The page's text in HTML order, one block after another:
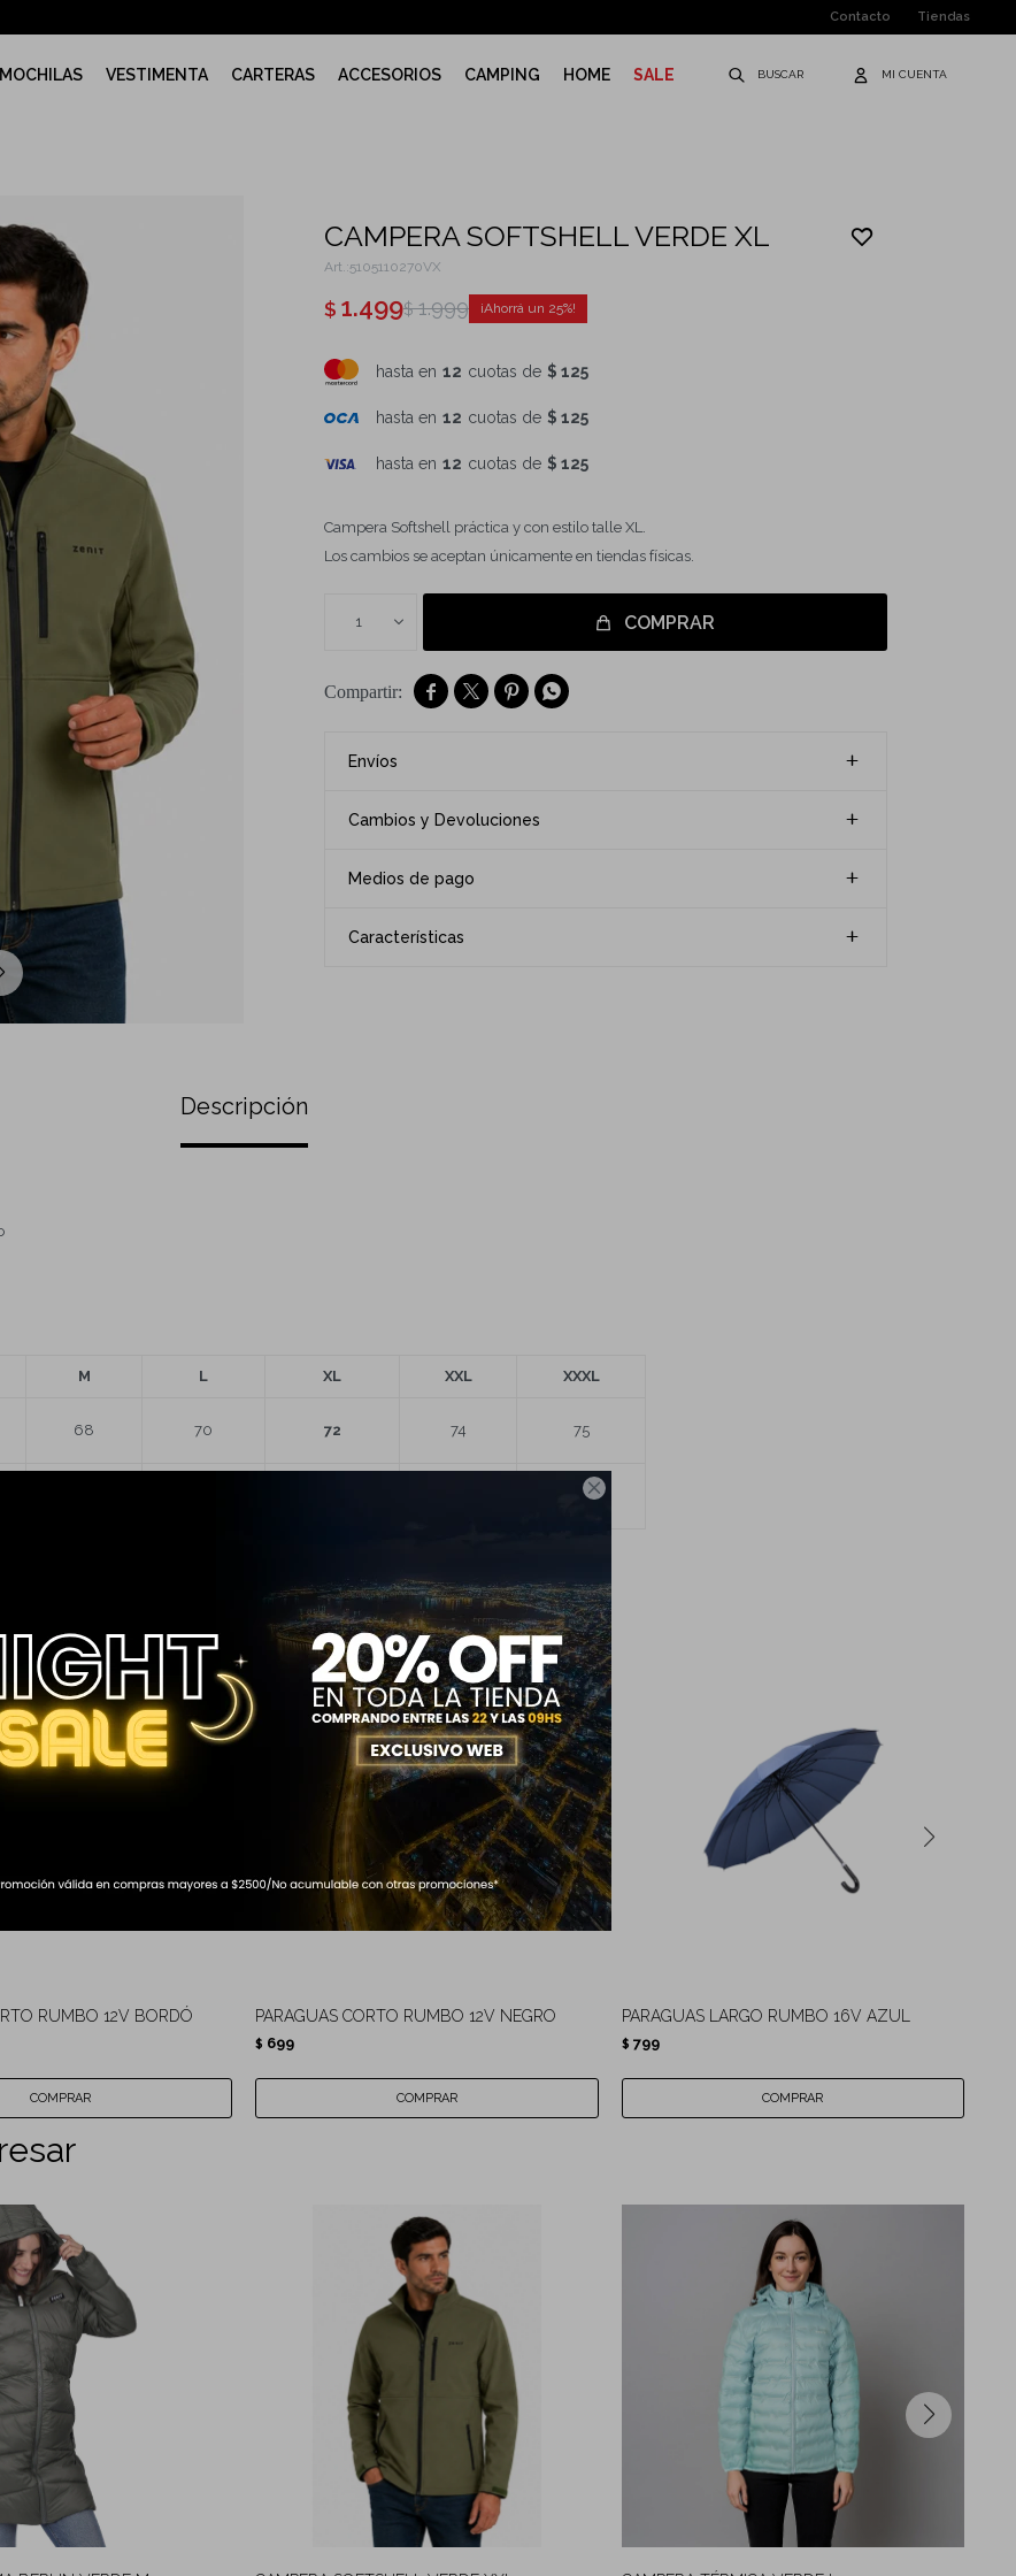

MOCHILAS VESTIMENTA CARTERAS ACCESORIOS CAMPING HOME SALE
Contacto Tiendas
CAMPERA SOFTSHELL VERDE XL
5105110270VX
$ 1.499$ 1.999 25
hasta en 12 cuotas de $ 125
hasta en 12 cuotas de $ 125
hasta en 12 cuotas de $ 125
Campera Softshell práctica y con estilo talle XL.
Los cambios se aceptan únicamente en tiendas físicas.
1 COMPRAR
   
Envíos
Cambios y Devoluciones
Medios de pago
Características
Descripción
M L XL XXL XXXL
68 70 72 74 75
67
RUMBO 12V BORDÓ PARAGUAS CORTO RUMBO 12V NEGRO
$ 699
PARAGUAS LARGO RUMBO 16V AZUL
$ 799